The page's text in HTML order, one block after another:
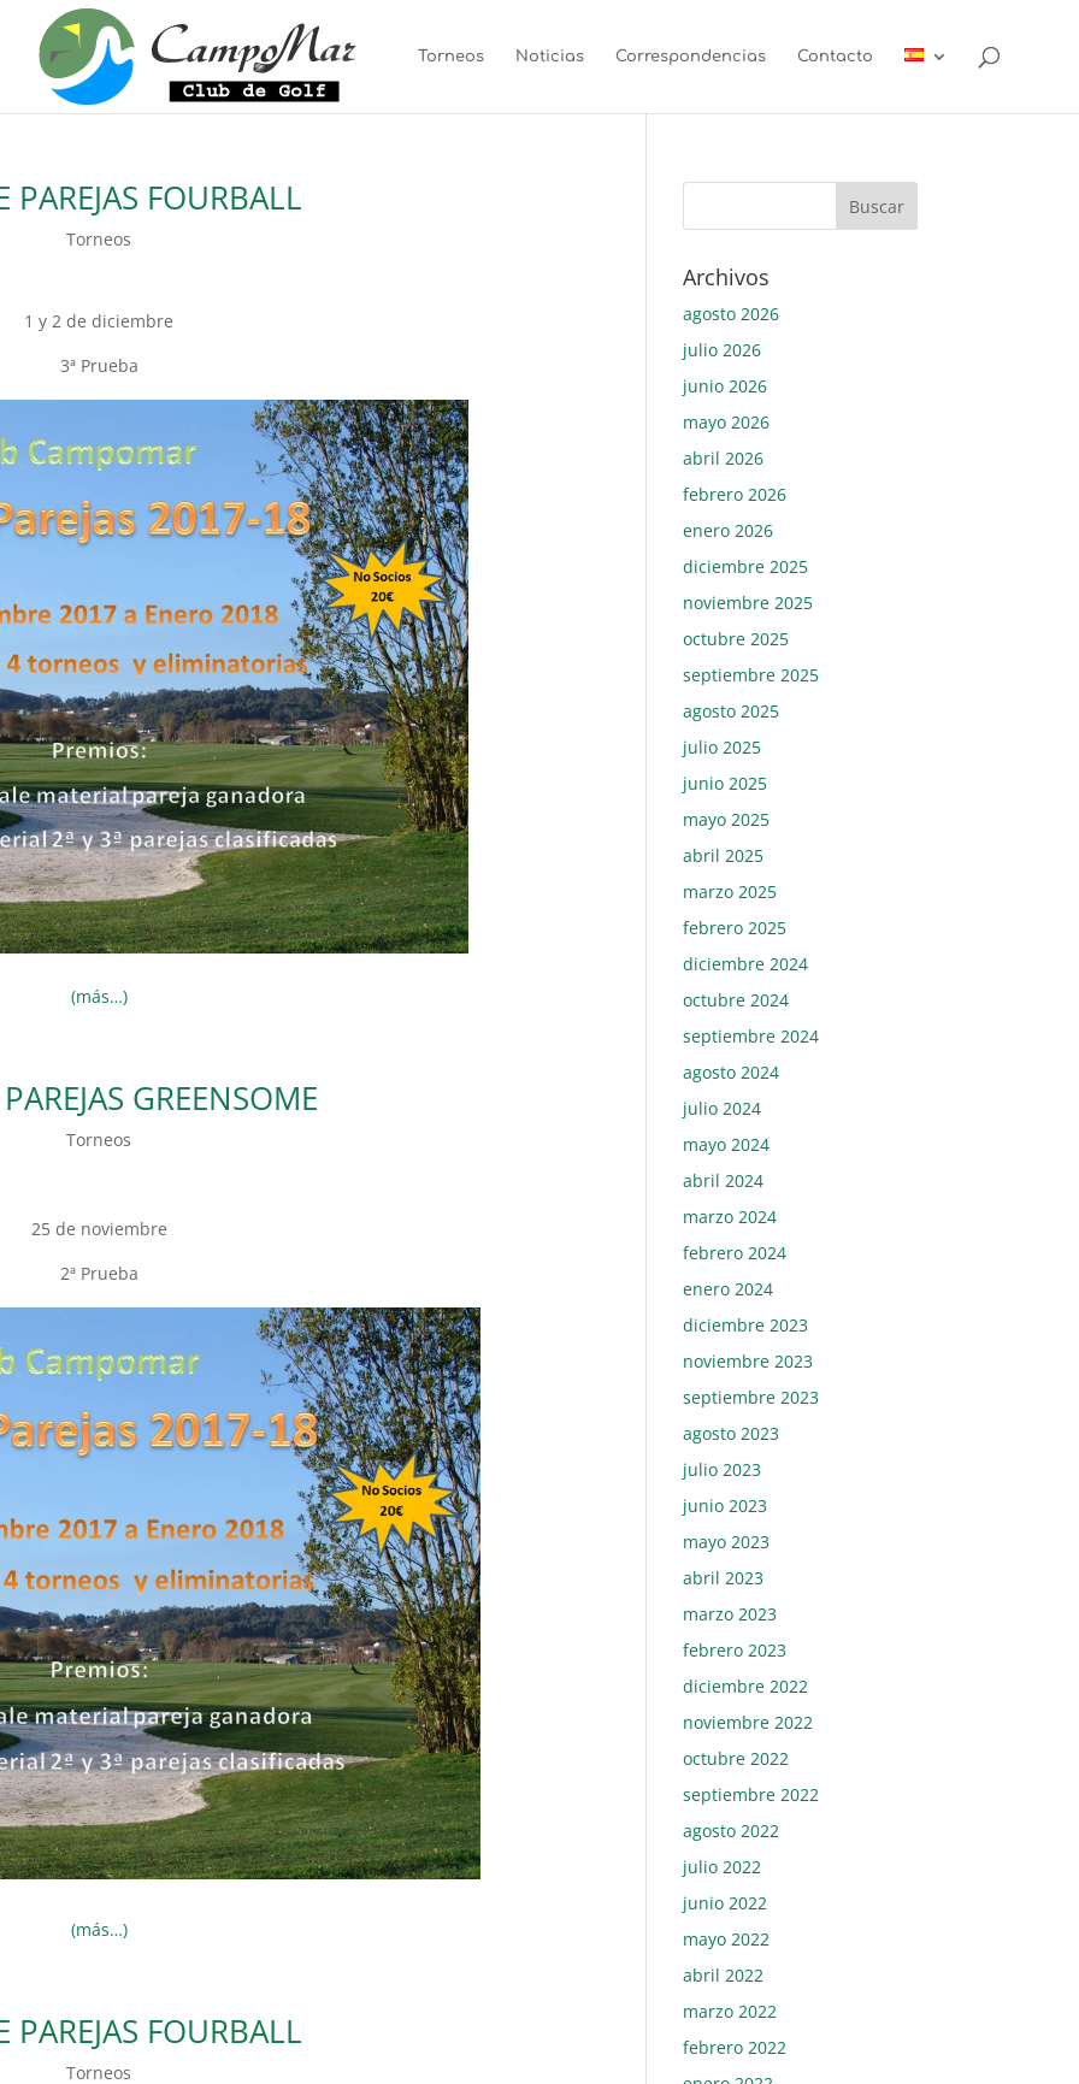
Torneos Noticias Correspondencias Contacto
PAREJAS FOURBALL
Torneos
1 y 2 de diciembre
3ª Prueba
(más…)
GREENSOME
Torneos
25 de noviembre
2ª Prueba
(más…)
PAREJAS FOURBALL
Torneos
Archivos
agosto 2026
julio 2026
junio 2026
mayo 2026
abril 2026
febrero 2026
enero 2026
diciembre 2025
noviembre 2025
octubre 2025
septiembre 2025
agosto 2025
julio 2025
junio 2025
mayo 2025
abril 2025
marzo 2025
febrero 2025
diciembre 2024
octubre 2024
septiembre 2024
agosto 2024
julio 2024
mayo 2024
abril 2024
marzo 2024
febrero 2024
enero 2024
diciembre 2023
noviembre 2023
septiembre 2023
agosto 2023
julio 2023
junio 2023
mayo 2023
abril 2023
marzo 2023
febrero 2023
diciembre 2022
noviembre 2022
octubre 2022
septiembre 2022
agosto 2022
julio 2022
junio 2022
mayo 2022
abril 2022
marzo 2022
febrero 2022